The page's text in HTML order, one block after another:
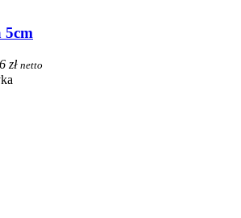
5cm
zł netto